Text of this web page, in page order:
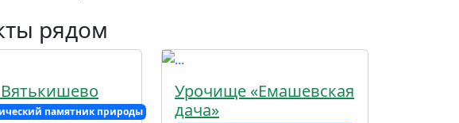
рядом
памятник природы
Урочище «Емашевская
дача»